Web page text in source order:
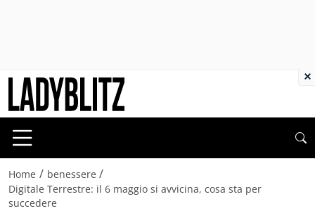
Home / benessere /
Digitale Terrestre: il 6 maggio si avvicina, cosa sta per
succedere
×